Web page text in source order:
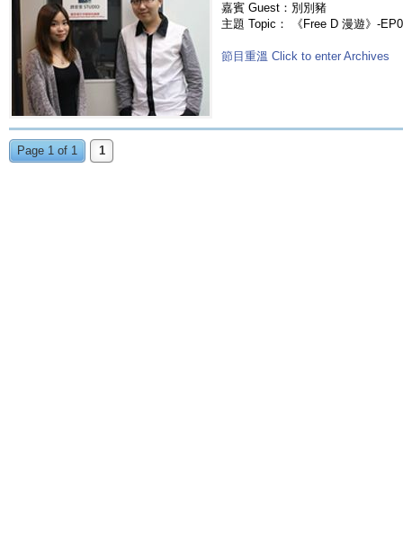
嘉賓 Guest：別別豬
主題 Topic： 《Free D 漫遊》-
節目重溫 Click to enter Archives
Page 1 of 1 1